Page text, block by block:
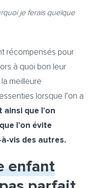
je ferais quelque
récompensés pour
à quoi bon leur
meilleure
lorsque l’on a
ainsi que l’on
l’on évite
vis des autres.
enfant